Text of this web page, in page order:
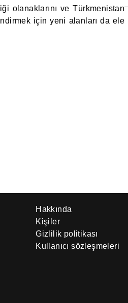
olanaklarını ve Türkmenistan
için yeni alanları da ele
Hakkında
Kişiler
Gizlilik politikası
Kullanıcı sözleşmeleri